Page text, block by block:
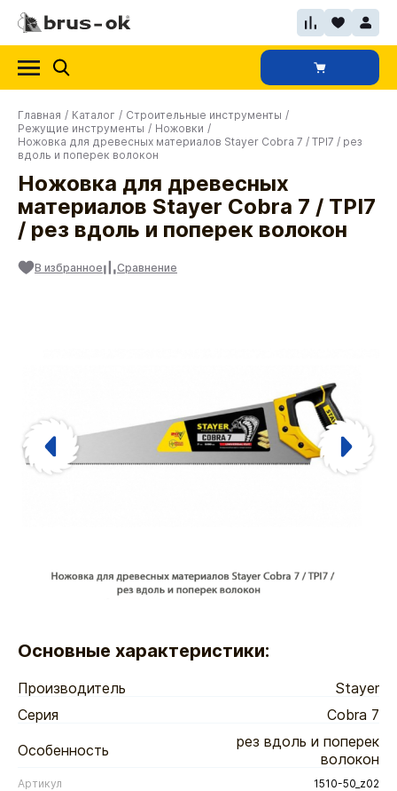
Главная / Каталог / Строительные инструменты /
Режущие инструменты / Ножовки /
Ножовка для древесных материалов Stayer Cobra 7 / TPI7 / рез
вдоль и поперек волокон
Ножовка для древесных
материалов Stayer Cobra 7 / TPI7
/ рез вдоль и поперек волокон
В избранное Сравнение
Основные характеристики:
Производитель
Stayer
Серия
Cobra 7
Особенность
рез вдоль и поперек
волокон
Артикул 1510-50_z02